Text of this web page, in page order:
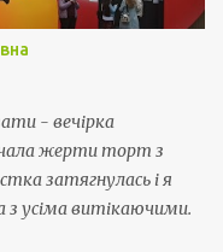
- вечірка
жерти торт з
затягнулась і я
усіма витікаючими.